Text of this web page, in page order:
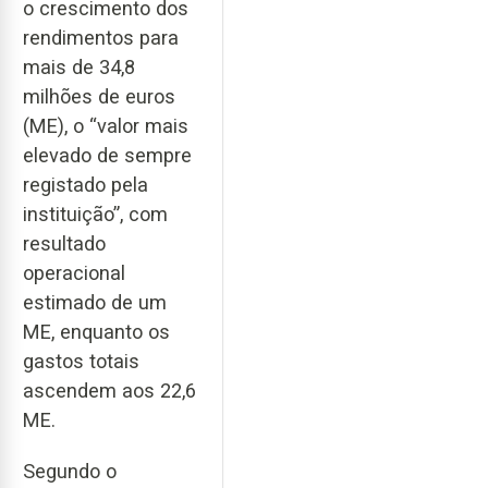
o crescimento dos
rendimentos para
mais de 34,8
milhões de euros
(ME), o “valor mais
elevado de sempre
registado pela
instituição”, com
resultado
operacional
estimado de um
ME, enquanto os
gastos totais
ascendem aos 22,6
ME.
Segundo o